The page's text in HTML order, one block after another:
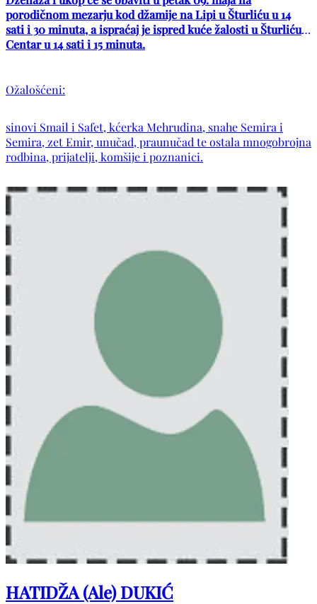
porodičnom mezarju kod džamije na Lipi u Šturliću u 14
sati i 30 minuta, a ispraćaj je ispred kuće žalosti u Šturliću -
Centar u 14 sati i 15 minuta.
Ožalošćeni:
sinovi Smail i Safet, kćerka Mehrudina, snahe Semira i
Semira, zet Emir, unučad, praunučad te ostala mnogobrojna
rodbina, prijatelji, komšije i poznanici.
HATIDŽA (Ale) DUKIĆ